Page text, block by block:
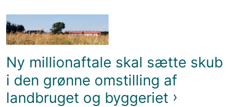
Ny millionaftale skal sætte skub
i den grønne omstilling af
landbruget og byggeriet